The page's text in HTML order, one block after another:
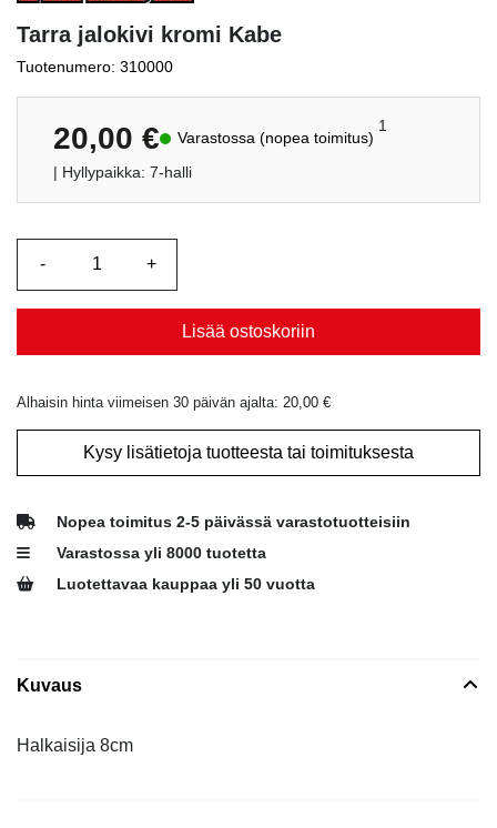
Tarra jalokivi kromi Kabe
Tuotenumero: 310000
20,00 € Varastossa (nopea toimitus)
1
| Hyllypaikka: 7-halli
Lisää ostoskoriin
Alhaisin hinta viimeisen 30 päivän ajalta: 20,00 €
Kysy lisätietoja tuotteesta tai toimituksesta
Nopea toimitus 2-5 päivässä varastotuotteisiin
Varastossa yli 8000 tuotetta
Luotettavaa kauppaa yli 50 vuotta
Kuvaus
Halkaisija 8cm